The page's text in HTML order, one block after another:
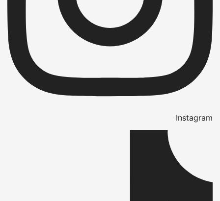
Instagram